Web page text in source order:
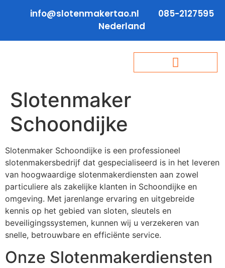
info@slotenmakertao.nl
085-2127595
Nederland
Slotenmaker
Schoondijke
Slotenmaker Schoondijke is een professioneel
slotenmakersbedrijf dat gespecialiseerd is in het leveren
van hoogwaardige slotenmakerdiensten aan zowel
particuliere als zakelijke klanten in Schoondijke en
omgeving. Met jarenlange ervaring en uitgebreide
kennis op het gebied van sloten, sleutels en
beveiligingssystemen, kunnen wij u verzekeren van
snelle, betrouwbare en efficiënte service.
Onze Slotenmakerdiensten